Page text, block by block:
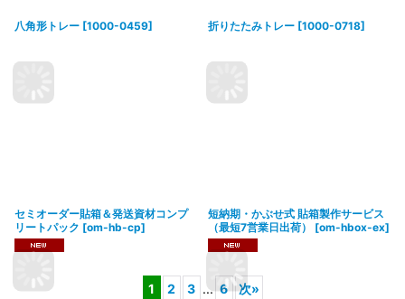
八角形トレー [1000-0459] 折りたたみトレー [1000-0718]
セミオーダー貼箱＆発送資材コンプ
リートパック [om-hb-cp]
短納期・かぶせ式 貼箱製作サービス
（最短7営業日出荷）
[om-hbox-ex]
1 2 3 ... 6 次»